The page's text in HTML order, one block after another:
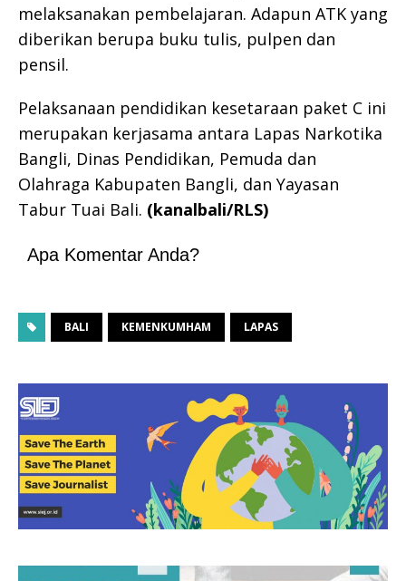
melaksanakan pembelajaran. Adapun ATK yang
diberikan berupa buku tulis, pulpen dan
pensil.
Pelaksanaan pendidikan kesetaraan paket C ini
merupakan kerjasama antara Lapas Narkotika
Bangli, Dinas Pendidikan, Pemuda dan
Olahraga Kabupaten Bangli, dan Yayasan
Tabur Tuai Bali. (kanalbali/RLS)
Apa Komentar Anda?
BALI KEMENKUMHAM LAPAS